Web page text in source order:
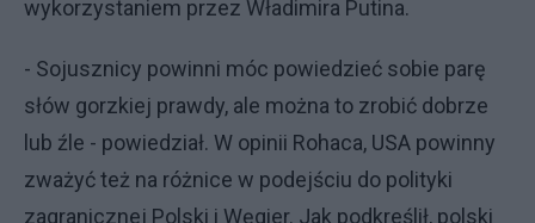
wykorzystaniem przez Władimira Putina.
- Sojusznicy powinni móc powiedzieć sobie parę
słów gorzkiej prawdy, ale można to zrobić dobrze
lub źle - powiedział. W opinii Rohaca, USA powinny
zważyć też na różnice w podejściu do polityki
zagranicznej Polski i Węgier. Jak podkreślił, polski